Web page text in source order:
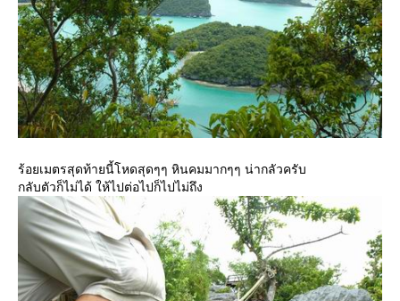
ร้อยเมตรสุดท้ายนี้โหดสุดๆๆ หินคมมากๆๆ น่ากลัวครับ
กลับตัวก็ไม่ได้ ให้ไปต่อไปก็ไปไม่ถึง